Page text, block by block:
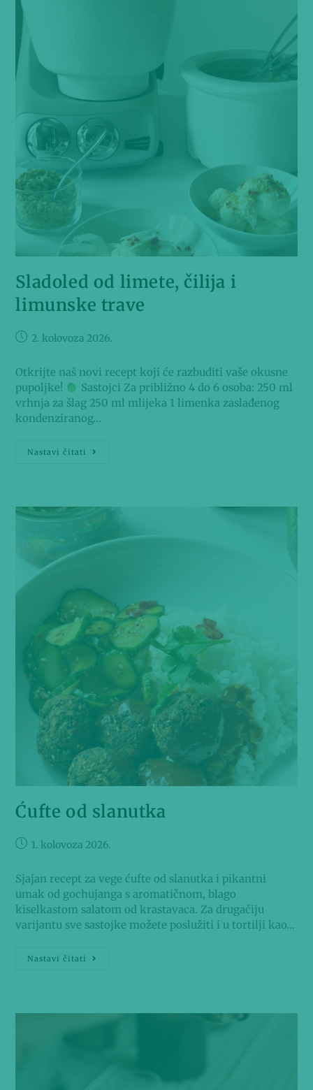
Sladoled od limete, čilija i
limunske trave
2. kolovoza 2026.
Otkrijte naš novi recept koji će razbuditi vaše okusne
pupoljke!
Sastojci Za približno 4 do 6 osoba: 250 ml
vrhnja za šlag 250 ml mlijeka 1 limenka zaslađenog
kondenziranog…
Nastavi čitati
Ćufte od slanutka
1. kolovoza 2026.
Sjajan recept za vege ćufte od slanutka i pikantni
umak od gochujanga s aromatičnom, blago
kiselkastom salatom od krastavaca. Za drugačiju
varijantu sve sastojke možete poslužiti i u tortilji kao…
Nastavi čitati